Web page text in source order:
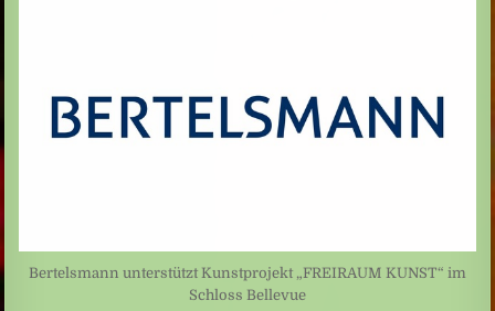
Bertelsmann unterstützt Kunstprojekt „FREIRAUM KUNST“ im
Schloss Bellevue